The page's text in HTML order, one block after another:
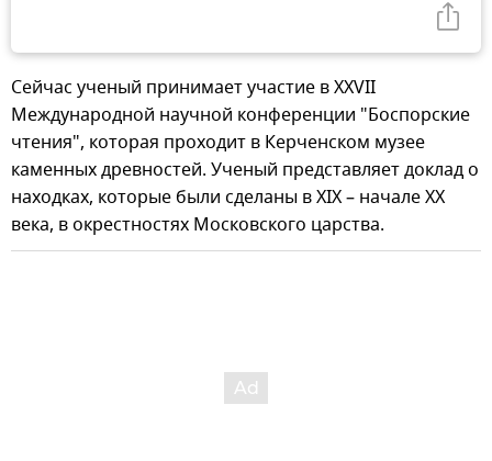
Сейчас ученый принимает участие в XXVII
Международной научной конференции "Боспорские
чтения", которая проходит в Керченском музее
каменных древностей. Ученый представляет доклад о
находках, которые были сделаны в XIX – начале XX
века, в окрестностях Московского царства.